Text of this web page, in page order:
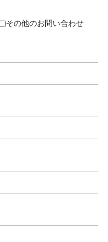
その他のお問い合わせ